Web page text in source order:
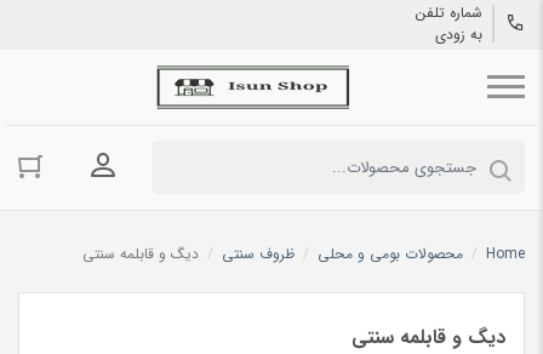
شماره تلفن
به زودی
ورود به
Home
/ محصولات بومی و محلی / ظروف سنتی / دیگ و قابلمه سنتی
دیگ و قابلمه سنتی